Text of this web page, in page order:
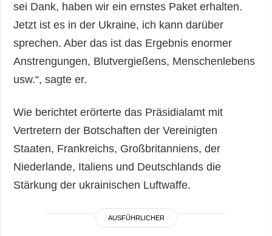
sei Dank, haben wir ein ernstes Paket erhalten.
Jetzt ist es in der Ukraine, ich kann darüber
sprechen. Aber das ist das Ergebnis enormer
Anstrengungen, Blutvergießens, Menschenlebens
usw.“, sagte er.
Wie berichtet erörterte das Präsidialamt mit
Vertretern der Botschaften der Vereinigten
Staaten, Frankreichs, Großbritanniens, der
Niederlande, Italiens und Deutschlands die
Stärkung der ukrainischen Luftwaffe.
AUSFÜHRLICHER